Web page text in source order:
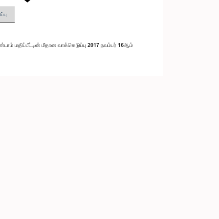
மதிப்பீட்டின் மீதான வாக்கெடுப்பு 2017 நவம்பர் 16ஆம்